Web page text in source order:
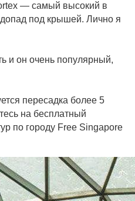
— самый высокий в
под крышей. Лично я
и он очень популярный,
пересадка более 5
на бесплатный
по городу Free Singapore